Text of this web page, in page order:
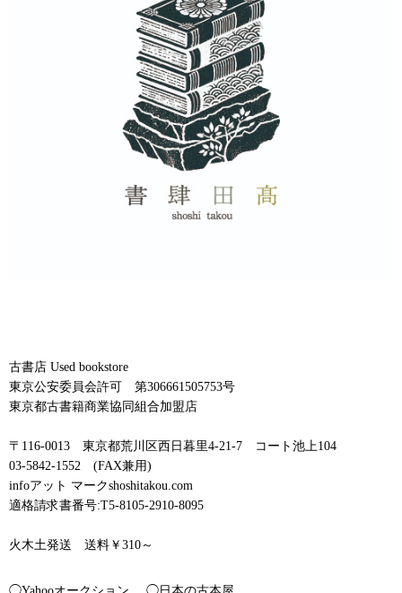
古書店 Used bookstore
東京公安委員会許可 第306661505753号
東京都古書籍商業協同組合加盟店
〒116-0013 東京都荒川区西日暮里4-21-7 コート池上104
03-5842-1552 (FAX兼用)
infoアット マークshoshitakou.com
適格請求書番号:T5-8105-2910-8095
火木土発送 送料￥310～